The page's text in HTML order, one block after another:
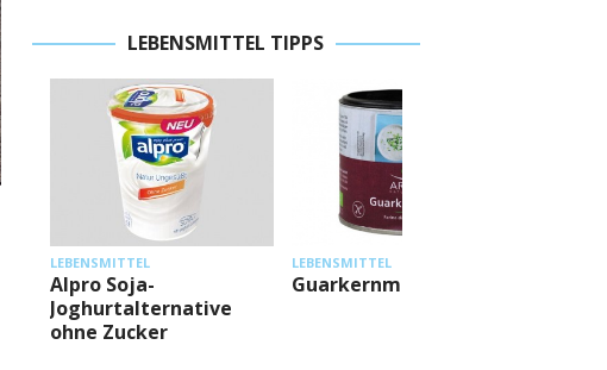
LEBENSMITTEL TIPPS
LEBENSMITTEL
Alpro Soja-
Joghurtalternative
ohne Zucker
LEBENSMITTEL
Guarkernmehl